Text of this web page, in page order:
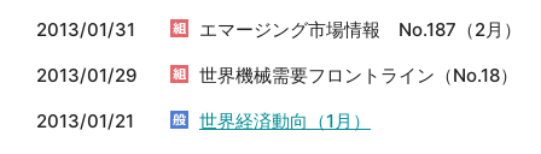
2013/01/31
エマージング市場情報 No.187（2月）
2013/01/29
世界機械需要フロントライン（No.18）
2013/01/21
世界経済動向（1月）